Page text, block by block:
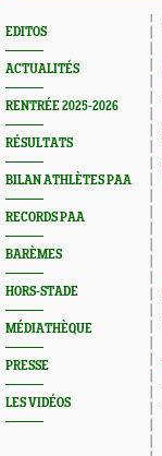
EDITOS
ACTUALITÉS
RENTRÉE 2025-2026
RÉSULTATS
BILAN ATHLÈTES PAA
RECORDS PAA
BARÈMES
HORS-STADE
MÉDIATHÈQUE
PRESSE
LES VIDÉOS